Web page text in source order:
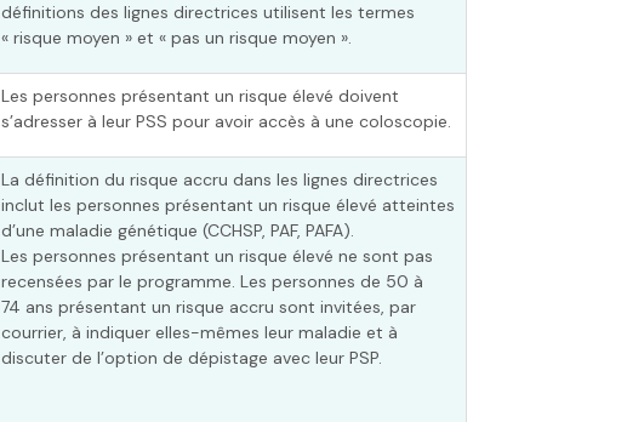
définitions des lignes directrices utilisent les termes
« risque moyen » et « pas un risque moyen ».
Les personnes présentant un risque élevé doivent
s’adresser à leur PSS pour avoir accès à une coloscopie.
La définition du risque accru dans les lignes directrices
inclut les personnes présentant un risque élevé atteintes
d’une maladie génétique (CCHSP, PAF, PAFA).
Les personnes présentant un risque élevé ne sont pas
recensées par le programme. Les personnes de 50 à
74 ans présentant un risque accru sont invitées, par
courrier, à indiquer elles-mêmes leur maladie et à
discuter de l’option de dépistage avec leur PSP.